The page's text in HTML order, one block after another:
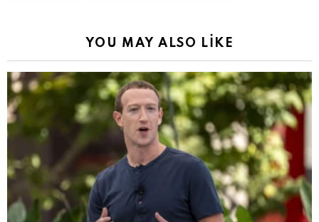
YOU MAY ALSO LIKE